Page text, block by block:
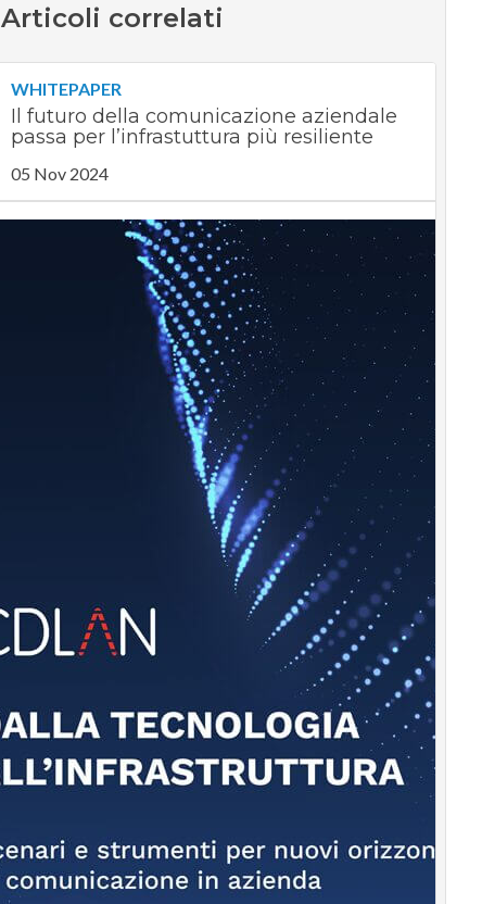
Articoli correlati
WHITEPAPER
Il futuro della comunicazione aziendale
passa per l’infrastuttura più resiliente
05 Nov 2024